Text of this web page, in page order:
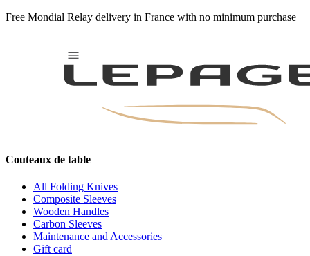
Free Mondial Relay delivery in France with no minimum purchase
Couteaux de table
All Folding Knives
Composite Sleeves
Wooden Handles
Carbon Sleeves
Maintenance and Accessories
Gift card
Dark-Matter-Gold